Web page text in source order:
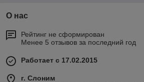
О нас
Рейтинг не сформирован
Менее 5 отзывов за последний год
Работает с 17.02.2015
г. Слоним